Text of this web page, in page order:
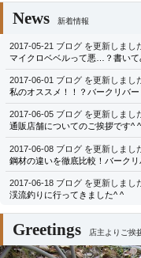
News 新着情報
2017-05-21 ブログ を更新しまし
マイクロベベルって悪…？書い
2017-06-01 ブログ を更新しまし
私のオススメ！！？バークリバ
2017-06-05 ブログ を更新しまし
通販店舗についてのご挨拶です^
2017-06-08 ブログ を更新しまし
鋼材の違いを徹底比較！バーク
2017-06-18 ブログ を更新しまし
渓流釣りに行ってきました^ ^
Greetings 店主よりご挨